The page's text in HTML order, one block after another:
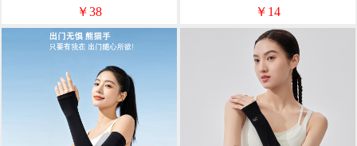
CF1058M/L（直筒款）
￥38 ￥14